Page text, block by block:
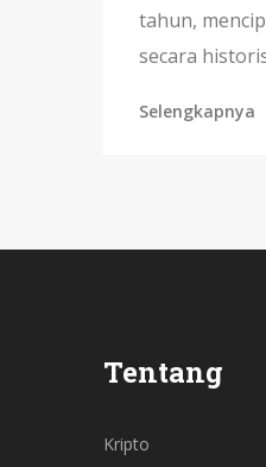
tahun,
secara
fundamental
Selengkapnya
Tentang
Kripto